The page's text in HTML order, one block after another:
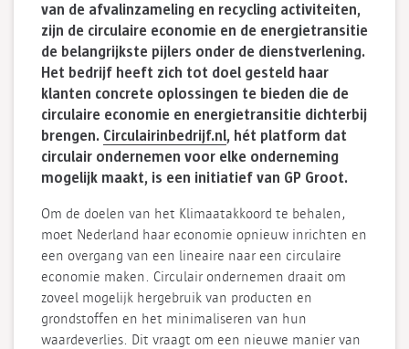
van de afvalinzameling en recycling activiteiten,
zijn de circulaire economie en de energietransitie
de belangrijkste pijlers onder de dienstverlening.
Het bedrijf heeft zich tot doel gesteld haar
klanten concrete oplossingen te bieden die de
circulaire economie en energietransitie dichterbij
brengen. Circulairinbedrijf.nl, hét platform dat
circulair ondernemen voor elke onderneming
mogelijk maakt, is een initiatief van GP Groot.
Om de doelen van het Klimaatakkoord te behalen,
moet Nederland haar economie opnieuw inrichten en
een overgang van een lineaire naar een circulaire
economie maken. Circulair ondernemen draait om
zoveel mogelijk hergebruik van producten en
grondstoffen en het minimaliseren van hun
waardeverlies. Dit vraagt om een nieuwe manier van